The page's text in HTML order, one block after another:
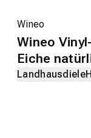
Wineo
Wineo
Eiche
Landhausdiele